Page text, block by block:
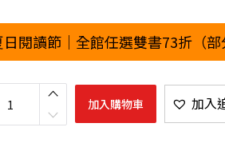
日閱讀節｜全館任選雙書73折（部
加入購物車 加入